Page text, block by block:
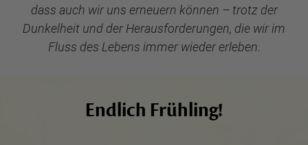
dass auch wir uns erneuern können – trotz der
Dunkelheit und der Herausforderungen, die wir im
Fluss des Lebens immer wieder erleben.
Endlich Frühling!